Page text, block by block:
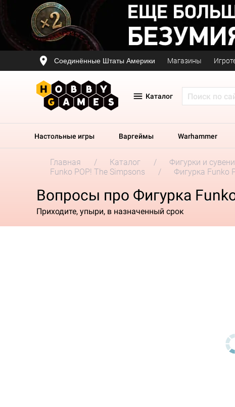
Соединённые Штаты Америки Магазины
Каталог
Настольные игры Варгеймы Warhammer
Главная Каталог Фигурки и
Funko POP! The Simpsons
Фигурка Funko
Вопросы про Фигурка
Приходите, упыри, в назначенный срок